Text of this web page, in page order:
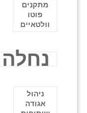
מתקנים
פוטו
וולטאיים
נחלה
ניהול
אגודה